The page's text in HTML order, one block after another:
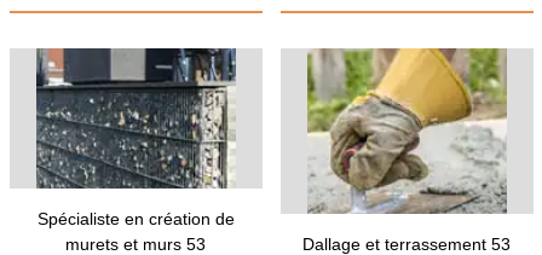
Spécialiste en création de
murets et murs 53
Dallage et terrassement 53